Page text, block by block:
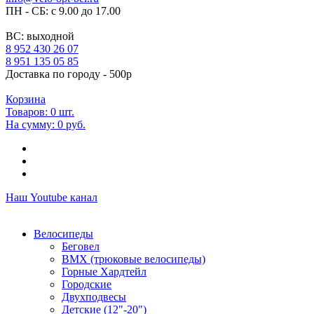
ПН - СБ: с 9.00 до 17.00
ВС: выходной
8 952 430 26 07
8 951 135 05 85
Доставка по городу - 500р
Корзина
Товаров: 0 шт.
На сумму: 0 руб.
Наш Youtube канал
Велосипеды
Беговел
ВМХ (трюковые велосипеды)
Горные Хардтейл
Городские
Двухподвесы
Детские (12"-20")